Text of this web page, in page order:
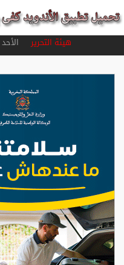
هيئة التحريرالأحد 09 غشت 2026 العدد : 5493